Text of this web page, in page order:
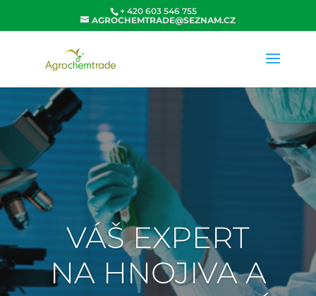
+ 420 603 546 755
AGROCHEMTRADE@SEZNAM.CZ